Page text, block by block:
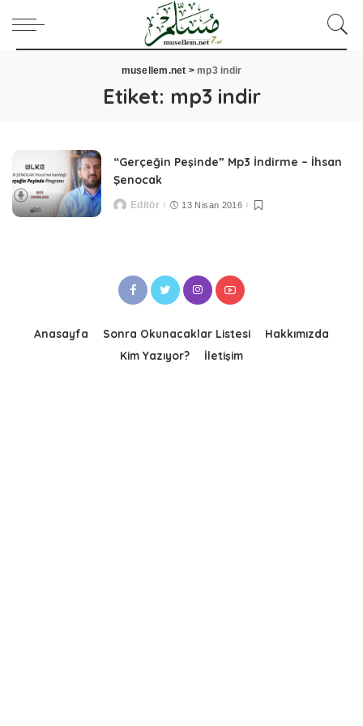
musellem.net >mp3 indir
Etiket: mp3 indir
“Gerçeğin Peşinde” Mp3 İndirme – İhsan
Şenocak
PostedEditör 13 Nisan 2016
Anasayfa Sonra Okunacaklar Listesi
Hakkımızda
Kim Yazıyor?
İletişim